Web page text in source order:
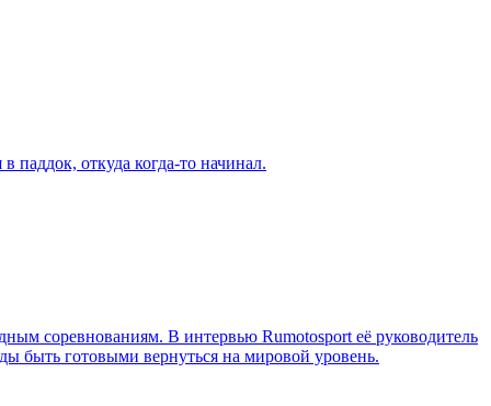
паддок, откуда когда-то начинал.
соревнованиям. В интервью Rumotosport её руководитель
быть готовыми вернуться на мировой уровень.